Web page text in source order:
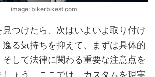
image: bikerbikest.com
つけたら、次はいよいよ取り付け
逸る気持ちを抑えて、まずは具体的
して法律に関わる重要な注意点を
ょう。ここでは、カスタムを現実